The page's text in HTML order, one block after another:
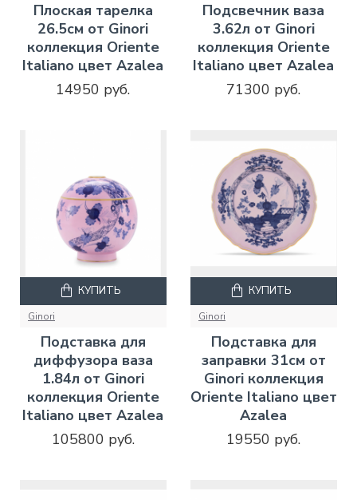
Плоская тарелка
26.5см от Ginori
коллекция Oriente
Italiano цвет Azalea
14950 руб.
Подсвечник ваза
3.62л от Ginori
коллекция Oriente
Italiano цвет Azalea
71300 руб.
Ginori
Подставка для
диффузора ваза
1.84л от Ginori
коллекция Oriente
Italiano цвет Azalea
105800 руб.
КУПИТЬ
Ginori
Подставка для
заправки 31см от
Ginori коллекция
Oriente Italiano цвет
Azalea
19550 руб.
КУПИТЬ